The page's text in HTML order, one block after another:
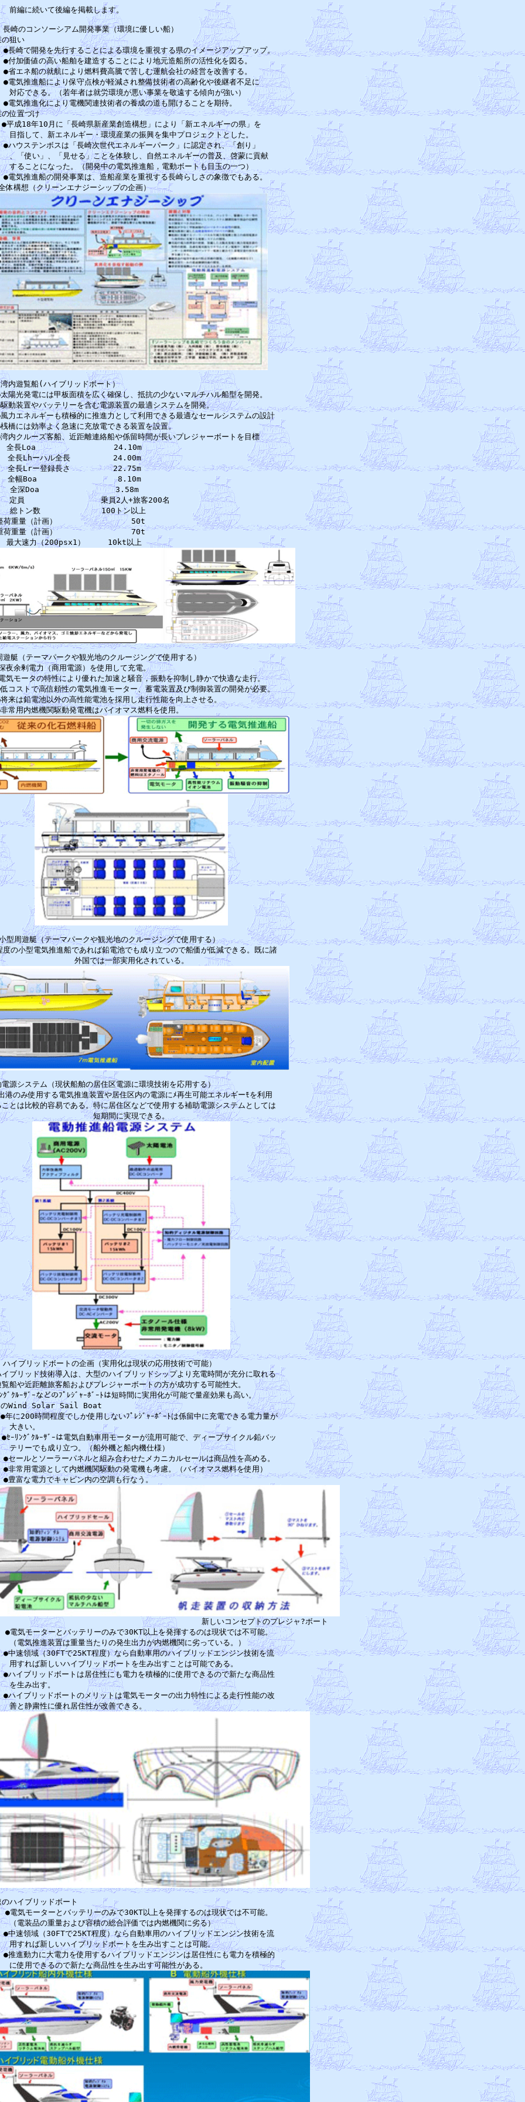
前編に続いて後編を掲載します。
長崎のコンソーシアム開発事業（環境に優しい船）
業の狙い
で開発を先行することによる環境を重視する県のイメージアップアップ。
加価値の高い船舶を建造することにより地元造船所の活性化を図る。
エネ船の就航により燃料費高騰で苦しむ運航会社の経営を改善する。
推進船により保守点検が軽減され整備技術者の高齢化や後継者不足に
できる。（若年者は就労環境が悪い事業を敬遠する傾向が強い）
気推進化により電機関連技術者の養成の道も開けることを期待。
業の位置づけ
18年10月に「長崎県新産業創造構想」により「新エネルギーの県」を
して、新エネルギー・環境産業の振興を集中プロジェクトとした。
ステンボスは「長崎次世代エネルギーパーク」に認定され、「創り」
使い」、「見せる」ことを体験し、自然エネルギーの普及、啓蒙に貢献
ことになった。（開発中の電気推進船，電動ボートも目玉の一つ）
推進船の開発事業は、造船産業を重視する長崎らしさの象徴でもある。
全体構想（クリーンエナジーシップの企画）
ｍ湾内遊覧船(ハイブリッドボート）
光発電には甲板面積を広く確保し、抵抗の少ないマルチハル船型を開発。
動装置やバッテリーを含む電源装置の最適システムを開発。
エネルギーも積極的に推進力として利用できる最適なセールシステムの設計
橋には効率よく急速に充放電できる装置を設置。
クルーズ客船、近距離連絡船や係留時間が長いプレジャーボートを目標
Loa　　　　　　　　　  24.10m
長Lhーハル全長　　　　　 24.00m
長Lrー登録長さ　　　　　 22.75m
幅Boa　　　　　　　　　　 8.10m
深Doa　　　　　　　　　　3.58m
　　　　　　　　　　乗員2人+旅客200名
トン数　　　　　　　　100トン以上
画）	　　　　　　50t
画）	　　　　　　70t
遊艇（テーマパークや観光地のクルージングで使用する）
夜余剰電力（商用電源）を使用して充電。
モータの特性により優れた加速と騒音，振動を抑制し静かで快適な走行。
ストで高信頼性の電気推進モーター、蓄電装置及び制御装置の開発が必要。
来は鉛電池以外の高性能電池を採用し走行性能を向上させる。
小型周遊艇（テーマパークや観光地のクルージングで使用する）
度の小型電気推進船であれば鉛電池でも成り立つので船価が低減できる。既に諸
外国では一部実用化されている。
電源システム（現状船舶の居住区電源に環境技術を応用する）
港のみ使用する電気推進装置や居住区内の電源にﾒ再生可能エネルギーﾓを利用
ことは比較的容易である。特に居住区などで使用する補助電源システムとしては
短期間に実現できる。
ハイブリッドボートの企画（実用化は現状の応用技術で可能）
ブリッド技術導入は、大型のハイブリッドシップより充電時間が充分に取れる
船や近距離旅客船およびプレジャーボートの方が成功する可能性大。
ﾞｸﾙｰｻﾞｰなどのﾌﾟﾚｼﾞｬｰﾎﾞｰﾄは短時間に実用化が可能で量産効果も高い。
速のWind Solar Sail Boat
200時間程度でしか使用しないﾌﾟﾚｼﾞｬｰﾎﾞｰﾄは係留中に充電できる電力量が
きい。
ﾝｸﾞｸﾙｰｻﾞｰは電気自動車用モーターが流用可能で、ディープサイクル鉛バッ
ーでも成り立つ。（船外機と船内機仕様）
ルとソーラーパネルと組み合わせたメカニカルセールは商品性を高める。
用電源として内燃機関駆動の発電機も考慮。（バイオマス燃料を使用）
コンセプトのプレジャ?ボート
気モーターとバッテリーのみで30KT以上を発揮するのは現状では不可能。
気推進装置は重量当たりの発生出力が内燃機関に劣っている。）
領域（30FTで25KT程度）なら自動車用のハイブリッドエンジン技術を流
れば新しいハイブリッドボートを生み出すことは可能である。
ブリッドボートは居住性にも電力を積極的に使用できるので新たな商品性
生み出す。
ブリッドボートのメリットは電気モーターの出力特性による走行性能の改
速のハイブリッドボート
気モーターとバッテリーのみで30KT以上を発揮するのは現状では不可能。
装品の重量および容積の総合評価では内燃機関に劣る）
領域（30FTで25KT程度）なら自動車用のハイブリッドエンジン技術を流
れば新しいハイブリッドボートを生み出すことは可能。
動力に大電力を使用するハイブリッドエンジンは居住性にも電力を積極的